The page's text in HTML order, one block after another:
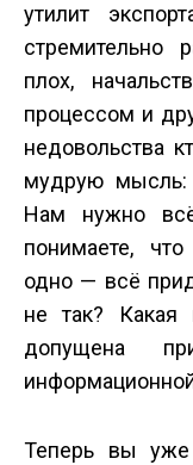
утилит
стремительно
плох,
процессом и
недовольства
мудрую мысль:
Нам нужно
понимаете,
одно — всё
не так? Какая
допущена
Теперь вы